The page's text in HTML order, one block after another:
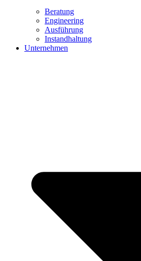
Beratung
Engineering
Ausführung
Instandhaltung
Unternehmen